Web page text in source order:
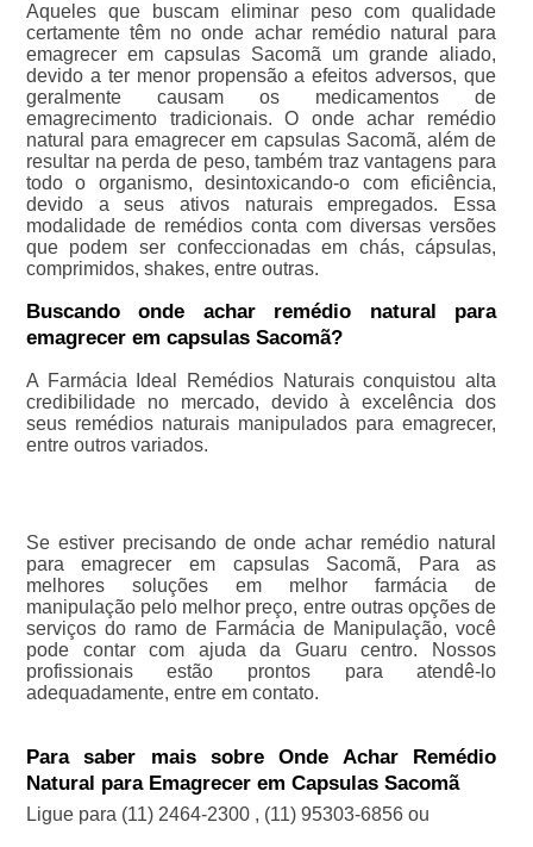
Aqueles que buscam eliminar peso com qualidade
certamente têm no onde achar remédio natural para
emagrecer em capsulas Sacomã um grande aliado,
devido a ter menor propensão a efeitos adversos, que
geralmente causam os medicamentos de
emagrecimento tradicionais. O onde achar remédio
natural para emagrecer em capsulas Sacomã, além de
resultar na perda de peso, também traz vantagens para
todo o organismo, desintoxicando-o com eficiência,
devido a seus ativos naturais empregados. Essa
modalidade de remédios conta com diversas versões
que podem ser confeccionadas em chás, cápsulas,
comprimidos, shakes, entre outras.
Buscando onde achar remédio natural para
emagrecer em capsulas Sacomã?
A Farmácia Ideal Remédios Naturais conquistou alta
credibilidade no mercado, devido à excelência dos
seus remédios naturais manipulados para emagrecer,
entre outros variados.
Se estiver precisando de onde achar remédio natural
para emagrecer em capsulas Sacomã, Para as
melhores soluções em melhor farmácia de
manipulação pelo melhor preço, entre outras opções de
serviços do ramo de Farmácia de Manipulação, você
pode contar com ajuda da Guaru centro. Nossos
profissionais estão prontos para atendê-lo
adequadamente, entre em contato.
Para saber mais sobre Onde Achar Remédio
Natural para Emagrecer em Capsulas Sacomã
Ligue para (11) 2464-2300 , (11) 95303-6856 ou